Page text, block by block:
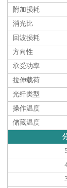
附加损耗
消光比
回波损耗
方向性
承受功率
拉伸载荷
光纤类型
操作温度
储藏温度